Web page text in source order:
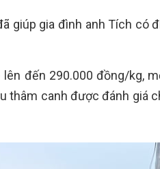
giúp gia đình anh Tích có
đến 290.000 đồng/kg,
thâm canh được đánh giá